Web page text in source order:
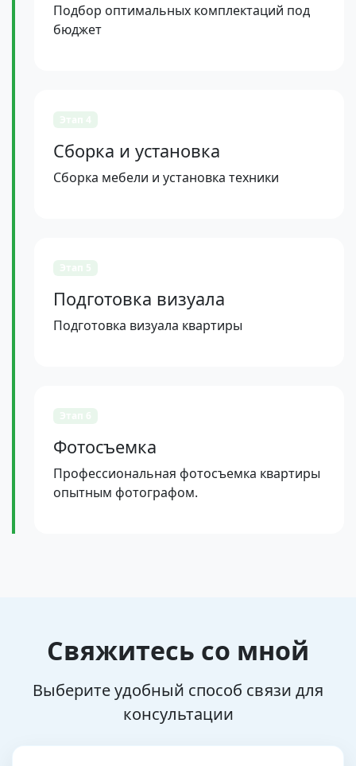
Подбор оптимальных комплектаций под
бюджет
Сборка и установка
Сборка мебели и установка техники
Подготовка визуала
Подготовка визуала квартиры
Фотосъемка
Профессиональная фотосъемка квартиры
опытным фотографом.
Свяжитесь со мной
Выберите удобный способ связи для
консультации